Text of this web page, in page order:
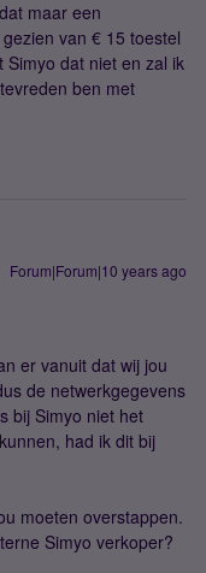
maar een
van € 15 toestel
dat niet en zal ik
ben met
Forum|Forum|10 years ago
er vanuit dat wij jou
de netwerkgegevens
bij Simyo niet het
had ik dit bij
moeten overstappen.
Simyo verkoper?